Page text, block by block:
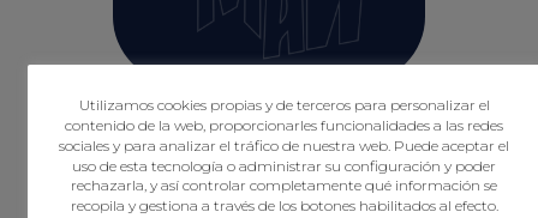
Utilizamos cookies propias y de terceros para personalizar el
contenido de la web, proporcionarles funcionalidades a las redes
sociales y para analizar el tráfico de nuestra web. Puede aceptar el
uso de esta tecnología o administrar su configuración y poder
rechazarla, y así controlar completamente qué información se
recopila y gestiona a través de los botones habilitados al efecto.